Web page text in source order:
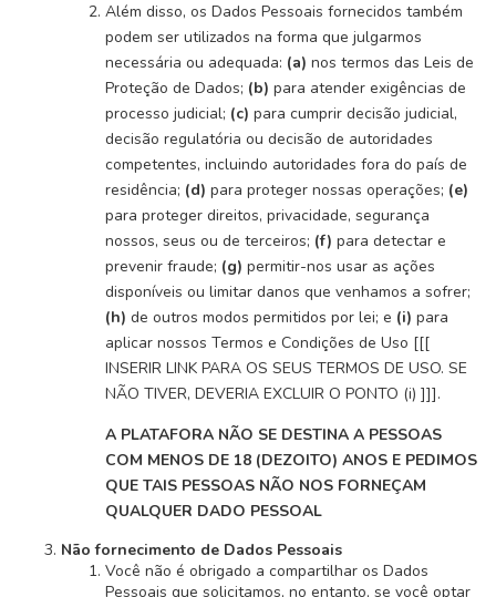
Além disso, os Dados Pessoais fornecidos também
podem ser utilizados na forma que julgarmos
necessária ou adequada: (a) nos termos das Leis de
Proteção de Dados; (b) para atender exigências de
processo judicial; (c) para cumprir decisão judicial,
decisão regulatória ou decisão de autoridades
competentes, incluindo autoridades fora do país de
residência; (d) para proteger nossas operações; (e)
para proteger direitos, privacidade, segurança
nossos, seus ou de terceiros; (f) para detectar e
prevenir fraude; (g) permitir-nos usar as ações
disponíveis ou limitar danos que venhamos a sofrer;
(h) de outros modos permitidos por lei; e (i) para
aplicar nossos Termos e Condições de Uso [[[
INSERIR LINK PARA OS SEUS TERMOS DE USO. SE
NÃO TIVER, DEVERIA EXCLUIR O PONTO (i) ]]].
A PLATAFORA NÃO SE DESTINA A PESSOAS
COM MENOS DE 18 (DEZOITO) ANOS E PEDIMOS
QUE TAIS PESSOAS NÃO NOS FORNEÇAM
QUALQUER DADO PESSOAL
Não fornecimento de Dados Pessoais
Você não é obrigado a compartilhar os Dados
Pessoais que solicitamos, no entanto, se você optar